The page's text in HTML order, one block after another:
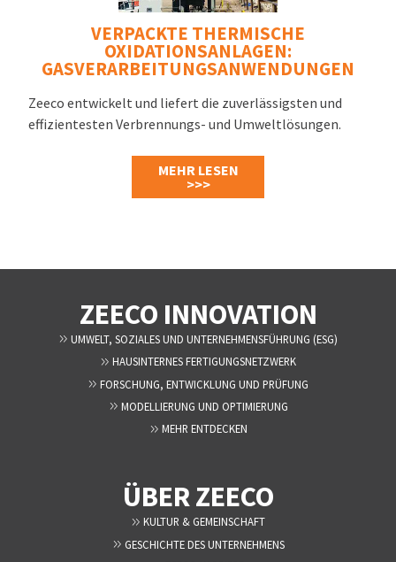
VERPACKTE THERMISCHE
OXIDATIONSANLAGEN:
GASVERARBEITUNGSANWENDUNGEN
Zeeco entwickelt und liefert die zuverlässigsten und
effizientesten Verbrennungs- und Umweltlösungen.
MEHR LESEN
>>>
ZEECO INNOVATION
UMWELT, SOZIALES UND UNTERNEHMENSFÜHRUNG (ESG)
HAUSINTERNES FERTIGUNGSNETZWERK
FORSCHUNG, ENTWICKLUNG UND PRÜFUNG
MODELLIERUNG UND OPTIMIERUNG
MEHR ENTDECKEN
ÜBER ZEECO
KULTUR & GEMEINSCHAFT
GESCHICHTE DES UNTERNEHMENS